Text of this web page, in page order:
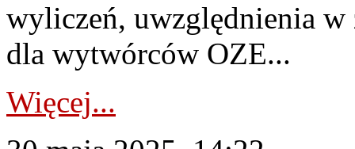
wyliczeń, uwzględnienia w
dla wytwórców OZE...
Więcej...